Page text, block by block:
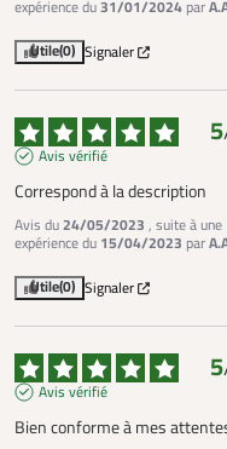
expérience du31/01/2024 par
Utile(0) Signaler
5
Avis vérifié
Correspond à la description
Avis du24/05/2023 , suite à une
expérience du 15/04/2023 par
Utile(0) Signaler
5
Avis vérifié
Bien conforme à mes